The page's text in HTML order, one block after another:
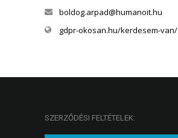
boldog.arpad@humanoit.hu
gdpr-okosan.hu/kerdesem-van/
SZERZŐDÉSI FELTÉTELEK: